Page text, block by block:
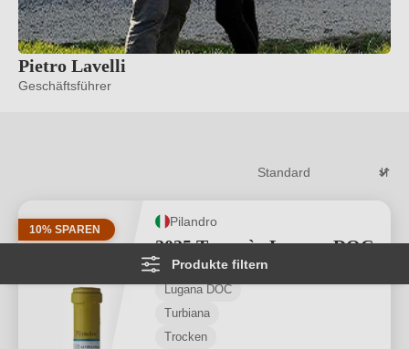
Pietro Lavelli
Geschäftsführer
Produkte filtern
10% SPAREN
Pilandro
2025 Terecrèa Lugana DOC
Lugana DOC
Turbiana
Trocken